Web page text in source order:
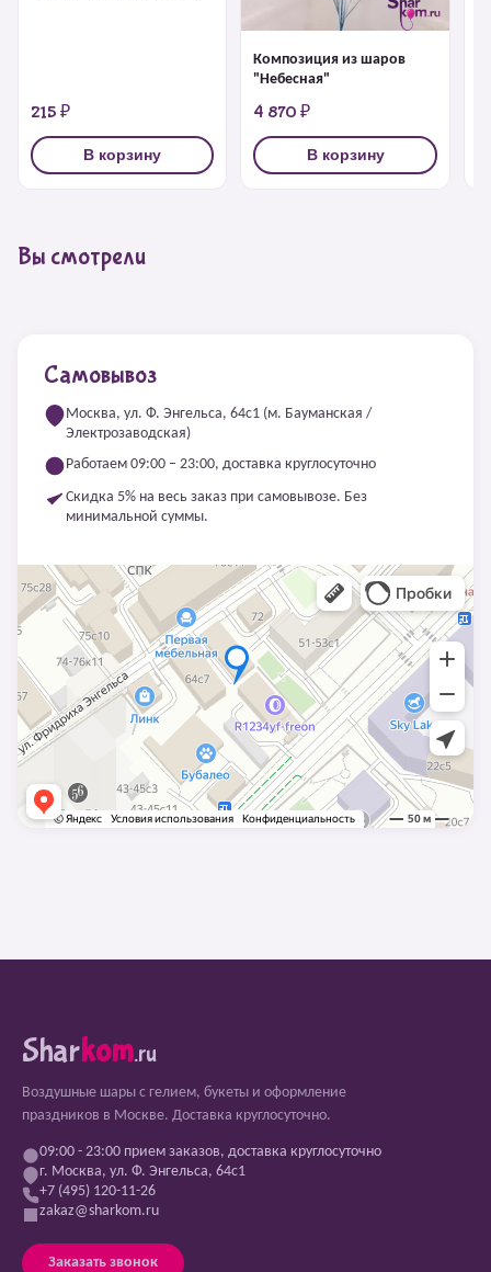
215 ₽
В корзину
Композиция из шаров
"Небесная"
4 870 ₽
В корзину
Вы смотрели
Самовывоз
Москва, ул. Ф. Энгельса, 64с1 (м. Бауманская /
Электрозаводская)
Работаем 09:00 – 23:00, доставка круглосуточно
Скидка 5% на весь заказ при самовывозе. Без
минимальной суммы.
Sharkom.ru
Воздушные шары с гелием, букеты и оформление
праздников в Москве. Доставка круглосуточно.
09:00 - 23:00 прием заказов, доставка круглосуточно
г. Москва, ул. Ф. Энгельса, 64с1
+7 (495) 120-11-26
zakaz@sharkom.ru
Заказать звонок